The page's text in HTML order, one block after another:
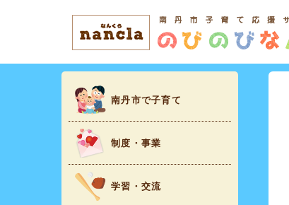
南丹市で子育て
制度・事業
学習・交流